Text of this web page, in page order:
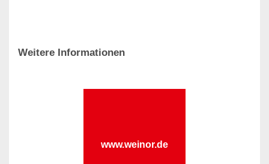
Weitere Informationen
www.weinor.de